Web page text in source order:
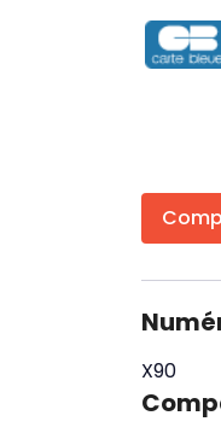
X90